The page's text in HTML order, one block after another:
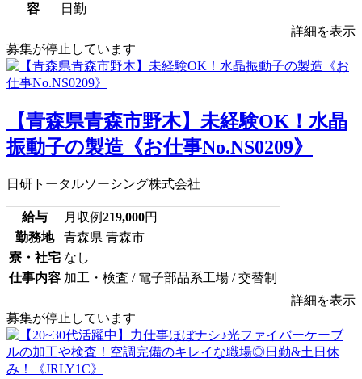
容
日勤
詳細を表示
募集が停止しています
【青森県青森市野木】未経験OK！水晶
振動子の製造《お仕事No.NS0209》
日研トータルソーシング株式会社
給与 月収例219,000円
勤務地
青森県 青森市
寮・社宅 なし
仕事内容 加工・検査 / 電子部品系工場 / 交替制
詳細を表示
募集が停止しています